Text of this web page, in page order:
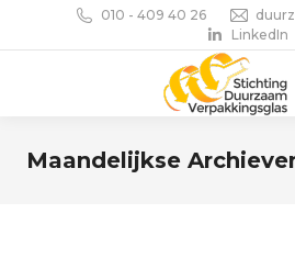
010 - 409 40 26
LinkedIn
Maandelijkse